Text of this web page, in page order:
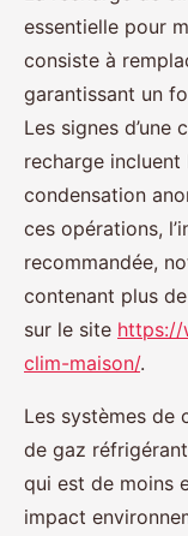
essentielle pour
consiste à
garantissant un
Les signes
recharge incluent
condensation
ces opérations,
recommandée,
contenant plus
sur le site https://
clim-maison/.
Les systèmes de
de gaz
qui est de moins
impact